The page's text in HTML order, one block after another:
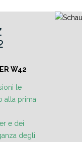
W42
le
alla prima
e dei
degli